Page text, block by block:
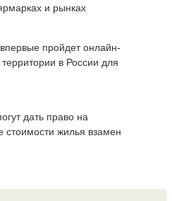
и рынках
пройдет онлайн-
в России для
дать право на
жилья взамен